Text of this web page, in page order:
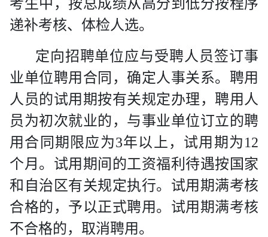
考生中，按总成绩从高分到低分按程序
递补考核、体检人选。
定向招聘单位应与受聘人员签订事
业单位聘用合同，确定人事关系。聘用
人员的试用期按有关规定办理，聘用人
员为初次就业的，与事业单位订立的聘
用合同期限应为3年以上，试用期为12
个月。试用期间的工资福利待遇按国家
和自治区有关规定执行。试用期满考核
合格的，予以正式聘用。试用期满考核
不合格的，取消聘用。